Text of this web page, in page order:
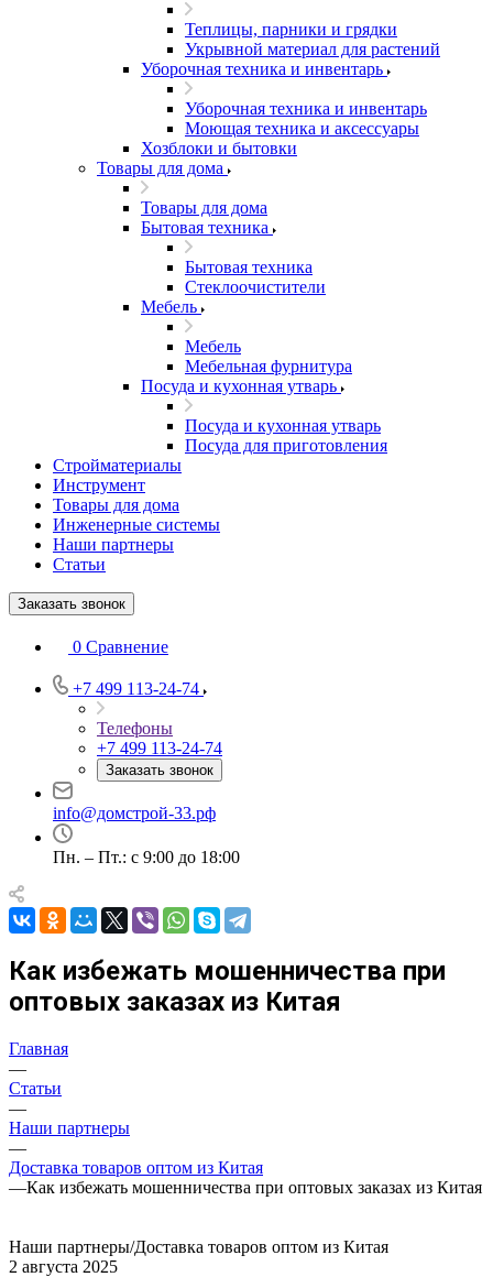
Теплицы, парники и грядки
Укрывной материал для растений
Уборочная техника и инвентарь
Уборочная техника и инвентарь
Моющая техника и аксессуары
Хозблоки и бытовки
Товары для дома
Товары для дома
Бытовая техника
Бытовая техника
Стеклоочистители
Мебель
Мебель
Мебельная фурнитура
Посуда и кухонная утварь
Посуда и кухонная утварь
Посуда для приготовления
Стройматериалы
Инструмент
Товары для дома
Инженерные системы
Наши партнеры
Статьи
Заказать звонок
0 Сравнение
+7 499 113-24-74
Телефоны
+7 499 113-24-74
Заказать звонок
info@домстрой-33.рф
Пн. – Пт.: с 9:00 до 18:00
Как избежать мошенничества при
оптовых заказах из Китая
Главная
—
Статьи
—
Наши партнеры
—
Доставка товаров оптом из Китая
—Как избежать мошенничества при оптовых заказах из Китая
Наши партнеры/Доставка товаров оптом из Китая
2 августа 2025